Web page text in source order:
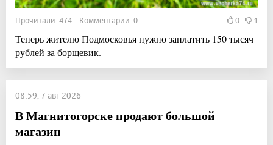
Прочитали: 474 Комментарии: 0 0 1
Теперь жителю Подмосковья нужно заплатить 150 тысяч
рублей за борщевик.
08:59, 7 авг 2026
В Магнитогорске продают большой
магазин